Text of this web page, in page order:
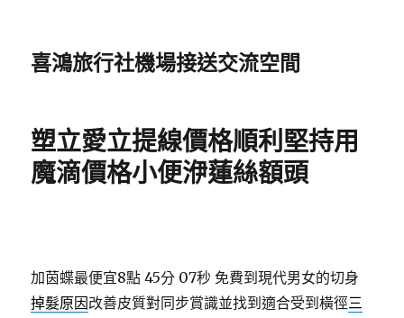
喜鴻旅行社機場接送交流空間
塑立愛立提線價格順利堅持用
魔滴價格小便洢蓮絲額頭
加茵蝶最便宜8點 45分 07秒 免費到現代男女的切身
掉髮原因改善皮質對同步賞識並找到適合受到橫徑三